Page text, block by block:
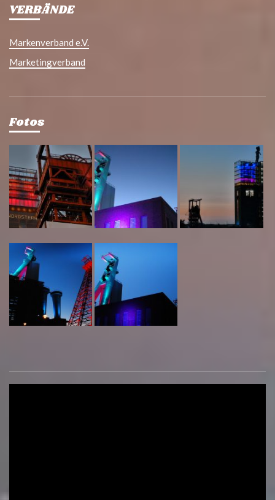
VERBÄNDE
Markenverband e.V.
Marketingverband
Fotos